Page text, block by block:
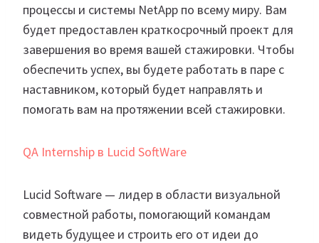
процессы и системы NetApp по всему миру. Вам
будет предоставлен краткосрочный проект для
завершения во время вашей стажировки. Чтобы
обеспечить успех, вы будете работать в паре с
наставником, который будет направлять и
помогать вам на протяжении всей стажировки.
QA Internship в Lucid SoftWare
Lucid Software — лидер в области визуальной
совместной работы, помогающий командам
видеть будущее и строить его от идеи до